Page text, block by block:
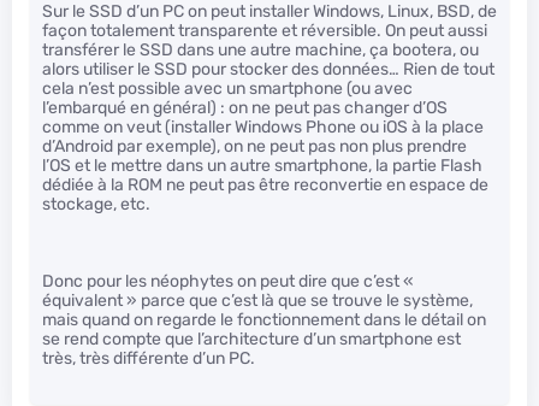
Sur le SSD d’un PC on peut installer Windows, Linux, BSD, de
façon totalement transparente et réversible. On peut aussi
transférer le SSD dans une autre machine, ça bootera, ou
alors utiliser le SSD pour stocker des données… Rien de tout
cela n’est possible avec un smartphone (ou avec
l’embarqué en général) : on ne peut pas changer d’OS
comme on veut (installer Windows Phone ou iOS à la place
d’Android par exemple), on ne peut pas non plus prendre
l’OS et le mettre dans un autre smartphone, la partie Flash
dédiée à la ROM ne peut pas être reconvertie en espace de
stockage, etc.
Donc pour les néophytes on peut dire que c’est «
équivalent » parce que c’est là que se trouve le système,
mais quand on regarde le fonctionnement dans le détail on
se rend compte que l’architecture d’un smartphone est
très, très différente d’un PC.